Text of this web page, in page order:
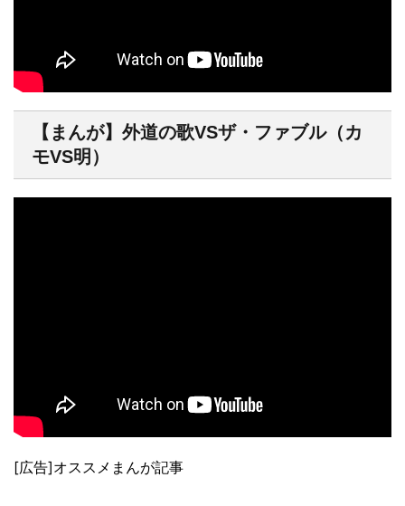
【まんが】外道の歌VSザ・ファブル（カ
モVS明）
[広告]オススメまんが記事